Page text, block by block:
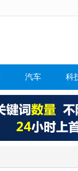
汽车 科